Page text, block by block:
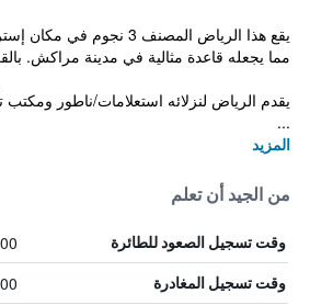
يقع هذا الرياض المصنف 3
مما يجعله قاعدة مثالية في مدينة مراكش.
يقدم الرياض لنزلائه استعلامات/ناطور ومكتب
...
المزيد
من الجيد أن تعلم
وقت تسجيل الصعود للطائرة
وقت تسجيل المغادرة